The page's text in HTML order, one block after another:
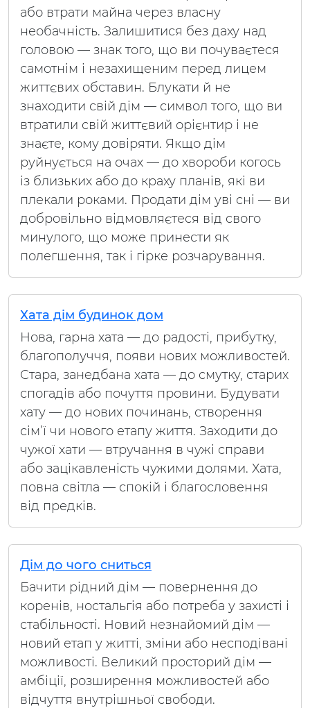
або втрати майна через власну
необачність. Залишитися без даху над
головою — знак того, що ви почуваєтеся
самотнім і незахищеним перед лицем
життєвих обставин. Блукати й не
знаходити свій дім — символ того, що ви
втратили свій життєвий орієнтир і не
знаєте, кому довіряти. Якщо дім
руйнується на очах — до хвороби когось
із близьких або до краху планів, які ви
плекали роками. Продати дім уві сні — ви
добровільно відмовляєтеся від свого
минулого, що може принести як
полегшення, так і гірке розчарування.
Хата дім будинок дом
Нова, гарна хата — до радості, прибутку,
благополуччя, появи нових можливостей.
Стара, занедбана хата — до смутку, старих
спогадів або почуття провини. Будувати
хату — до нових починань, створення
сім’ї чи нового етапу життя. Заходити до
чужої хати — втручання в чужі справи
або зацікавленість чужими долями. Хата,
повна світла — спокій і благословення
від предків.
Дім до чого сниться
Бачити рідний дім — повернення до
коренів, ностальгія або потреба у захисті і
стабільності. Новий незнайомий дім —
новий етап у житті, зміни або несподівані
можливості. Великий просторий дім —
амбіції, розширення можливостей або
відчуття внутрішньої свободи.